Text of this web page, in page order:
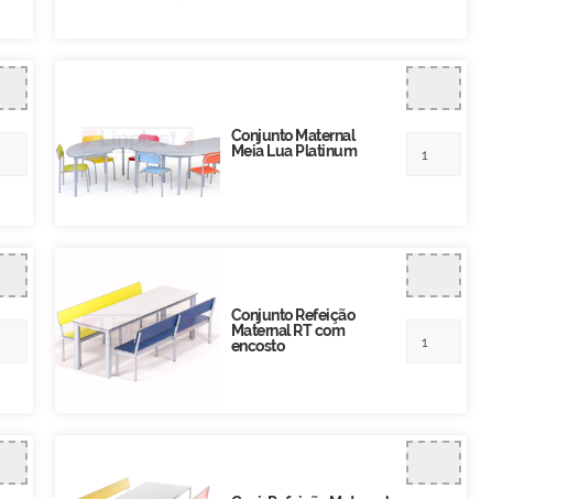
Conjunto Maternal
Meia Lua Platinum
Conjunto Refeição
Maternal RT com
encosto